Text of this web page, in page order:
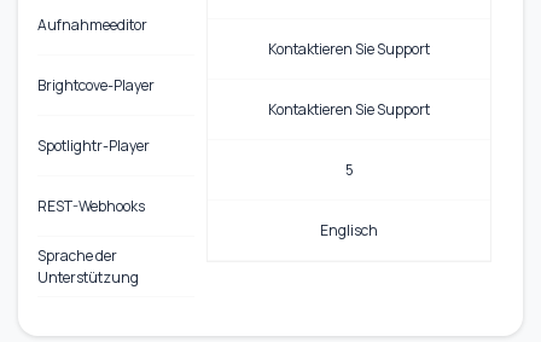
Aufnahmeeditor
Brightcove-Player
Spotlightr-Player
REST-Webhooks
Sprache der
Unterstützung
Kontaktieren Sie Support
Kontaktieren Sie Support
5
Englisch